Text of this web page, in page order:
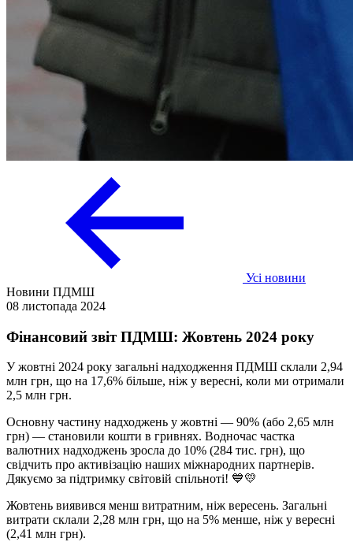
Усі новини
Новини ПДМШ
08 листопада 2024
Фінансовий звіт ПДМШ: Жовтень 2024 року
У жовтні 2024 року загальні надходження ПДМШ склали 2,94
млн грн, що на 17,6% більше, ніж у вересні, коли ми отримали
2,5 млн грн.
Основну частину надходжень у жовтні — 90% (або 2,65 млн
грн) — становили кошти в гривнях. Водночас частка
валютних надходжень зросла до 10% (284 тис. грн), що
свідчить про активізацію наших міжнародних партнерів.
Дякуємо за підтримку світовій спільноті! 💙💛
Жовтень виявився менш витратним, ніж вересень. Загальні
витрати склали 2,28 млн грн, що на 5% менше, ніж у вересні
(2,41 млн грн).